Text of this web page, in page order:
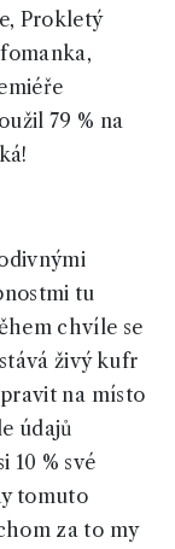
Prokletý
79 % na
tu
chvíle se
živý kufr
na místo
údajů
10 % své
tomuto
za to my